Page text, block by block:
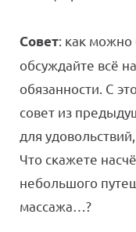
Совет: как можно
обсуждайте всё
обязанности. С
совет из
для
Что скажете
небольшого
массажа…?